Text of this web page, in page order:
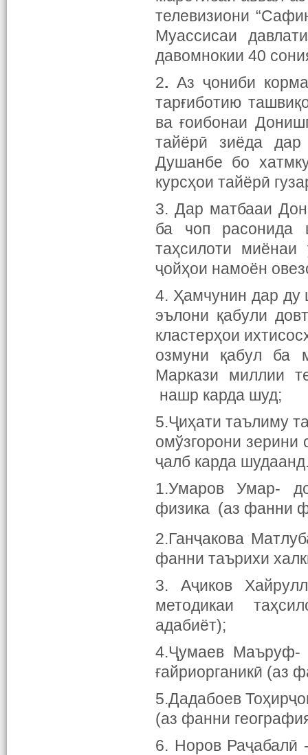
телевизиони
Муассисаи
давомнокии 40
2. Аз ҷониби
тарғиботию
ва ғоибонаи
тайёрӣ зиёда
Душанбе бо
курсҳои тайёрӣ
3. Дар матбааи
ба чоп расонида
таҳсилоти
ҷойҳои намоён
4. Ҳамчунин дар ду
эълони қабули
кластерҳои
озмуни қабул ба
Маркази миллии
нашр карда шуд;
5.Ҷиҳати таълиму
омўзгорони зерини
ҷалб карда
1.Умаров Умар-
физика (аз фанни
2.Ганҷакова
фанни таърихи
3. Аҷиков
методикаи
адабиёт);
4.Ҷумаев Маъруф-
ғайриорганикӣ (аз
5.Дадабоев
(аз фанни
6. Норов Раҷабалӣ